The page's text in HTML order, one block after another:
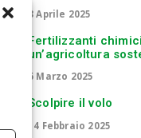
8 Aprile 2025
Fertilizzanti
un’agricoltura
6 Marzo 2025
Scolpire il volo
14 Febbraio 2025